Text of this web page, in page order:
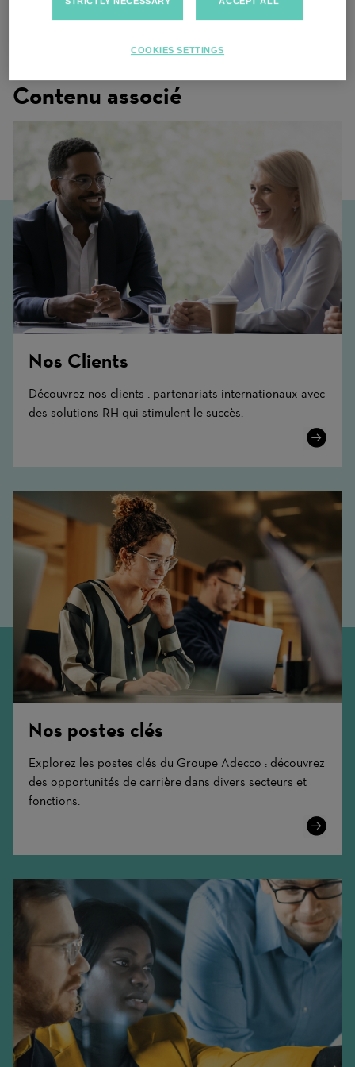
Contenu associé
Nos Clients
Découvrez nos clients : partenariats internationaux avec
des solutions RH qui stimulent le succès.
Learn
Nos postes clés
Explorez les postes clés du Groupe Adecco : découvrez
des opportunités de carrière dans divers secteurs et
fonctions.
Learn
COOKIES SETTINGS